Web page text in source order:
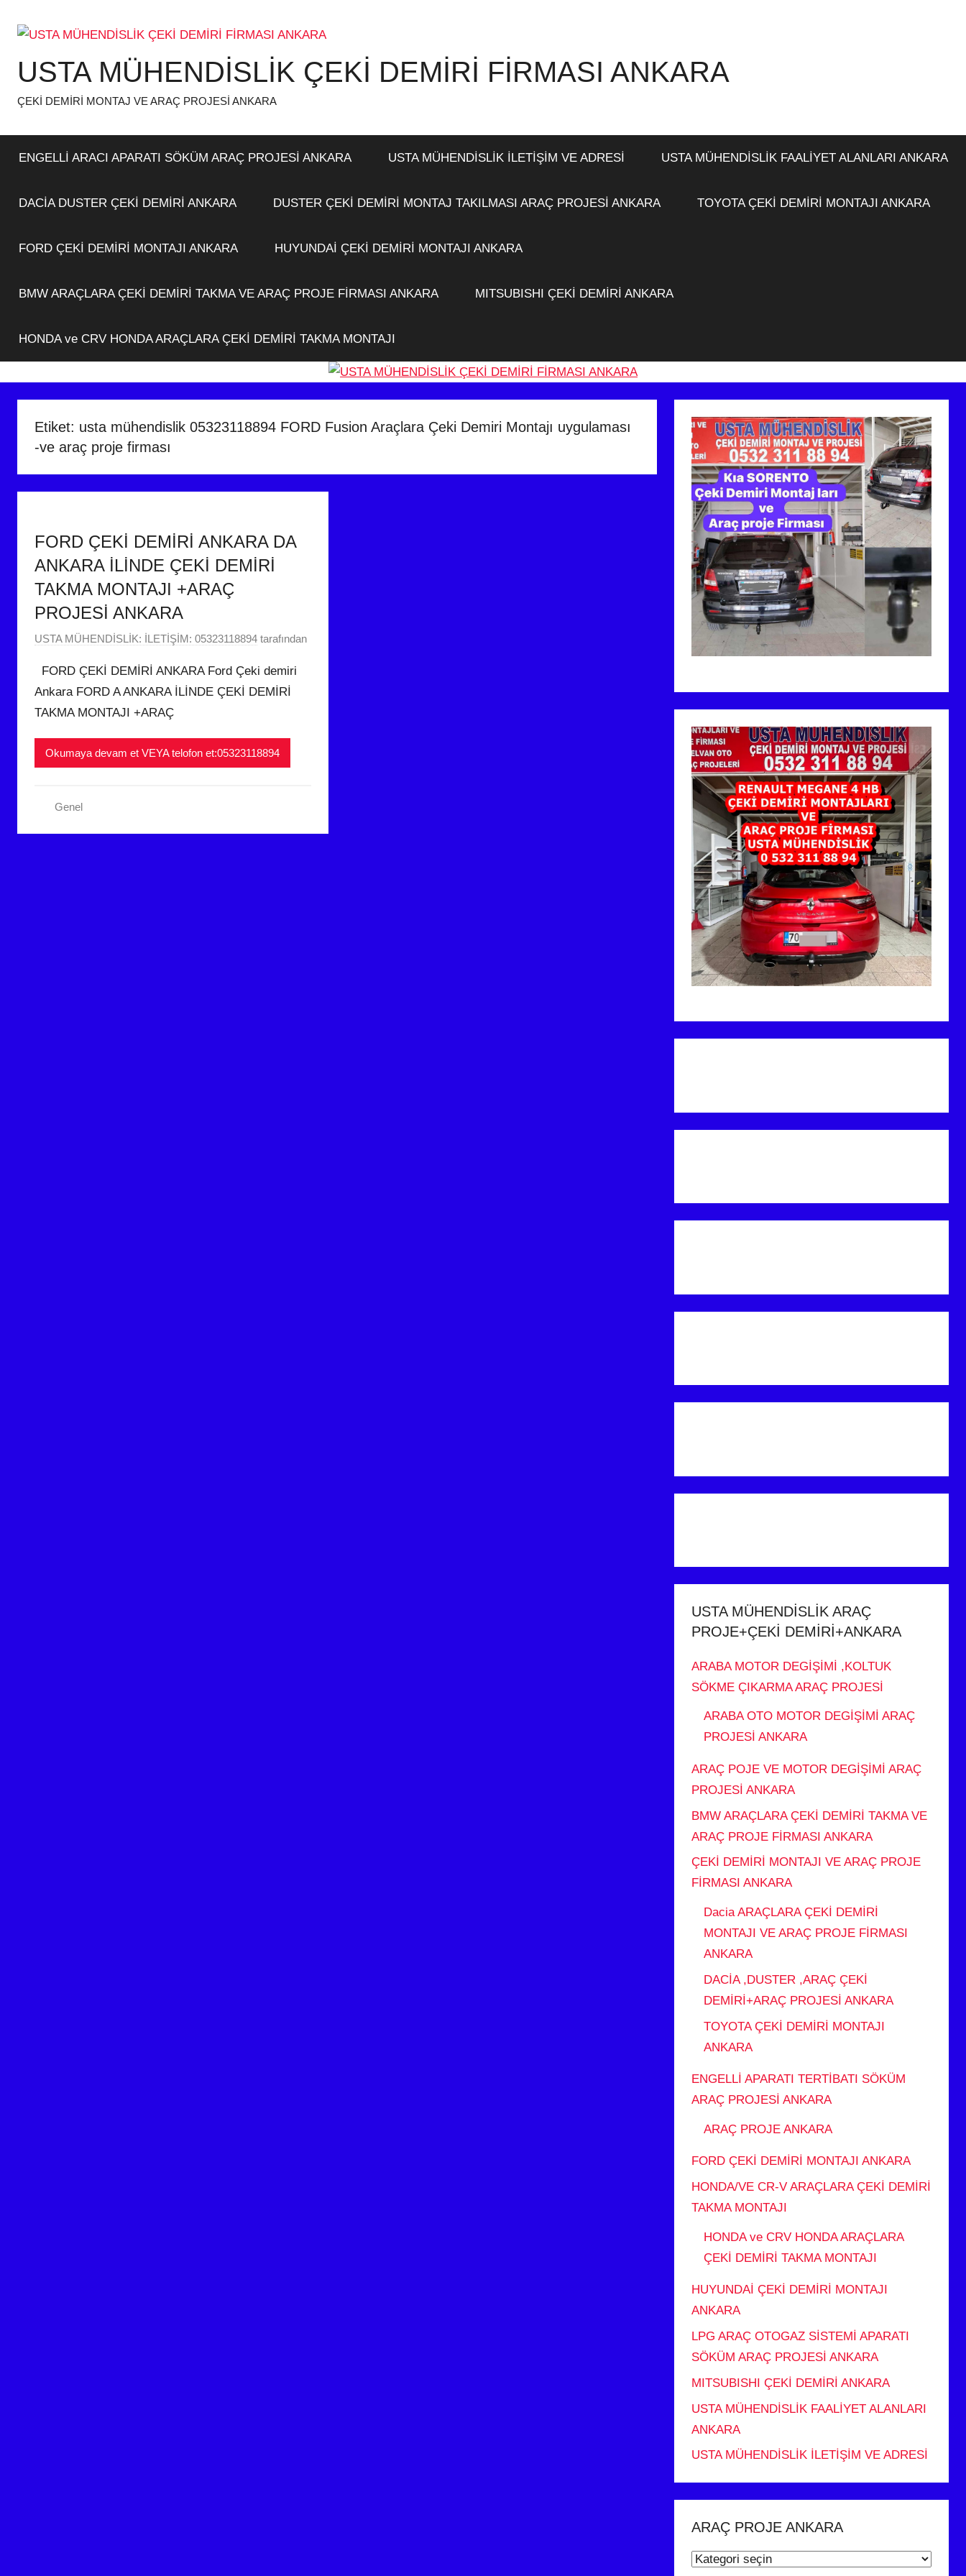
atla
USTA MÜHENDİSLİK ÇEKİ DEMİRİ FİRMASI ANKARA
ÇEKİ DEMİRİ MONTAJ VE ARAÇ PROJESİ ANKARA
ENGELLİ ARACI APARATI SÖKÜM ARAÇ PROJESİ ANKARA USTA MÜHENDİSLİK İLETİŞİM VE ADRESİ USTA MÜHENDİSLİK FAALİYET ALANLARI ANKARA
DACİA DUSTER ÇEKİ DEMİRİ ANKARA DUSTER ÇEKİ DEMİRİ MONTAJ TAKILMASI ARAÇ PROJESİ ANKARA TOYOTA ÇEKİ DEMİRİ MONTAJI ANKARA
FORD ÇEKİ DEMİRİ MONTAJI ANKARA HUYUNDAİ ÇEKİ DEMİRİ MONTAJI ANKARA
BMW ARAÇLARA ÇEKİ DEMİRİ TAKMA VE ARAÇ PROJE FİRMASI ANKARA MITSUBISHI ÇEKİ DEMİRİ ANKARA
HONDA ve CRV HONDA ARAÇLARA ÇEKİ DEMİRİ TAKMA MONTAJI
Etiket: usta mühendislik 05323118894 FORD Fusion Araçlara Çeki Demiri Montajı uygulaması
-ve araç proje firması
FORD ÇEKİ DEMİRİ ANKARA DA
ANKARA İLİNDE ÇEKİ DEMİRİ
TAKMA MONTAJI +ARAÇ
PROJESİ ANKARA
4
s
a
0
USTA MÜHENDİSLİK: İLETİŞİM: 05323118894 tarafından
FORD ÇEKİ DEMİRİ ANKARA Ford Çeki demiri
Ankara FORD A ANKARA İLİNDE ÇEKİ DEMİRİ
TAKMA MONTAJI +ARAÇ
Okumaya devam et VEYA telofon et:05323118894
Genel
USTA MÜHENDİSLİK ARAÇ
PROJE+ÇEKİ DEMİRİ+ANKARA
ARABA MOTOR DEGİŞİMİ ,KOLTUK
SÖKME ÇIKARMA ARAÇ PROJESİ
ARABA OTO MOTOR DEGİŞİMİ ARAÇ
PROJESİ ANKARA
ARAÇ POJE VE MOTOR DEGİŞİMİ ARAÇ
PROJESİ ANKARA
BMW ARAÇLARA ÇEKİ DEMİRİ TAKMA VE
ARAÇ PROJE FİRMASI ANKARA
ÇEKİ DEMİRİ MONTAJI VE ARAÇ PROJE
FİRMASI ANKARA
Dacia ARAÇLARA ÇEKİ DEMİRİ
MONTAJI VE ARAÇ PROJE FİRMASI
ANKARA
DACİA ,DUSTER ,ARAÇ ÇEKİ
DEMİRİ+ARAÇ PROJESİ ANKARA
TOYOTA ÇEKİ DEMİRİ MONTAJI
ANKARA
ENGELLİ APARATI TERTİBATI SÖKÜM
ARAÇ PROJESİ ANKARA
ARAÇ PROJE ANKARA
FORD ÇEKİ DEMİRİ MONTAJI ANKARA
HONDA/VE CR-V ARAÇLARA ÇEKİ DEMİRİ
TAKMA MONTAJI
HONDA ve CRV HONDA ARAÇLARA
ÇEKİ DEMİRİ TAKMA MONTAJI
HUYUNDAİ ÇEKİ DEMİRİ MONTAJI
ANKARA
LPG ARAÇ OTOGAZ SİSTEMİ APARATI
SÖKÜM ARAÇ PROJESİ ANKARA
MITSUBISHI ÇEKİ DEMİRİ ANKARA
USTA MÜHENDİSLİK FAALİYET ALANLARI
ANKARA
USTA MÜHENDİSLİK İLETİŞİM VE ADRESİ
ARAÇ PROJE ANKARA
ARAÇ